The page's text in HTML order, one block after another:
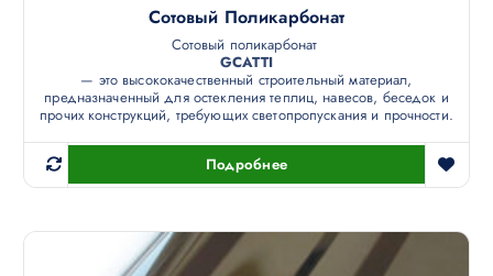
Сотовый Поликарбонат
Сотовый поликарбонат
GCATTI
— это высококачественный строительный материал,
предназначенный для остекления теплиц, навесов, беседок и
прочих конструкций, требующих светопропускания и прочности.
Подробнее